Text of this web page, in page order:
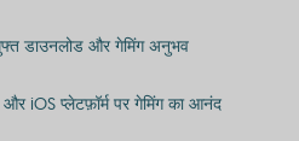
डाउनलोड और गेमिंग अनुभव
iOS प्लेटफ़ॉर्म पर गेमिंग का आनंद